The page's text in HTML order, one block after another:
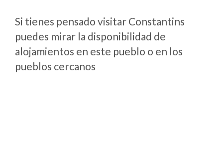
Si tienes pensado visitar Constantins
puedes mirar la disponibilidad de
alojamientos en este pueblo o en los
pueblos cercanos